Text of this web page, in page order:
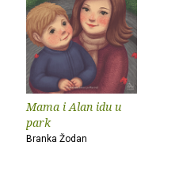
Mama i Alan idu u
park
Branka Žodan